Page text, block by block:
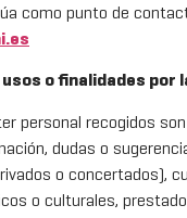
como punto de
usos o finalidades
personal recogidos
dudas o
o concertados),
o culturales,